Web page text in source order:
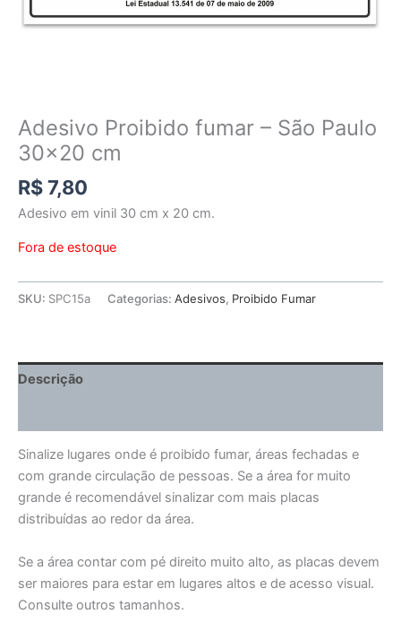
Adesivo Proibido fumar – São Paulo
30×20 cm
R$7,80
Adesivo em vinil 30 cm x 20 cm.
Fora de estoque
SKU: SPC15a Categorias: Adesivos, Proibido Fumar
Descrição
Sinalize lugares onde é proibido fumar, áreas fechadas e
com grande circulação de pessoas. Se a área for muito
grande é recomendável sinalizar com mais placas
distribuídas ao redor da área.
Se a área contar com pé direito muito alto, as placas devem
ser maiores para estar em lugares altos e de acesso visual.
Consulte outros tamanhos.